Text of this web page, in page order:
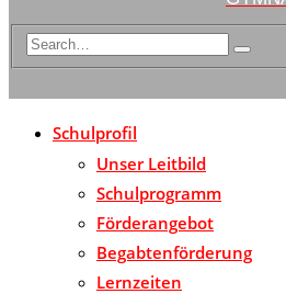
Schulprofil
Unser Leitbild
Schulprogramm
Förderangebot
Begabtenförderung
Lernzeiten